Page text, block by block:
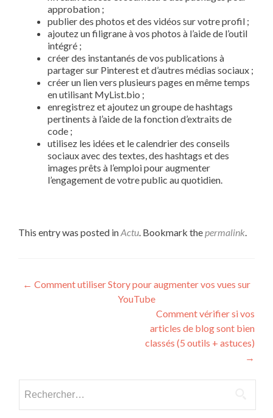
approbation ;
publier des photos et des vidéos sur votre profil ;
ajoutez un filigrane à vos photos à l’aide de l’outil
intégré ;
créer des instantanés de vos publications à
partager sur Pinterest et d’autres médias sociaux ;
créer un lien vers plusieurs pages en même temps
en utilisant MyList.bio ;
enregistrez et ajoutez un groupe de hashtags
pertinents à l’aide de la fonction d’extraits de
code ;
utilisez les idées et le calendrier des conseils
sociaux avec des textes, des hashtags et des
images prêts à l’emploi pour augmenter
l’engagement de votre public au quotidien.
This entry was posted inActu. Bookmark thepermalink.
Post navigation
← Comment utiliser Story pour augmenter vos vues sur
YouTube
Comment vérifier si vos
articles de blog sont bien
classés (5 outils + astuces)
→